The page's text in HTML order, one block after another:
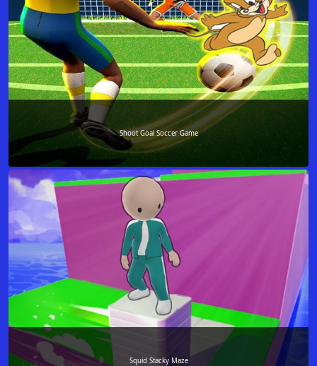
Shoot Goal Soccer Game
Squid Stacky Maze